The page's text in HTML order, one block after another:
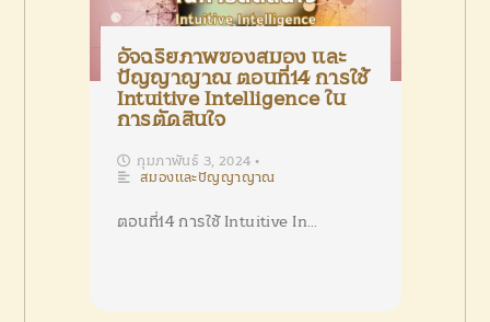
อัจฉริยภาพของสมอง และ
ปัญญาญาณ ตอนที่14 การใช้
Intuitive Intelligence ใน
การตัดสินใจ
กุมภาพันธ์ 3, 2024 •
สมองและปัญญาญาณ
ตอนที่14 การใช้ Intuitive In…